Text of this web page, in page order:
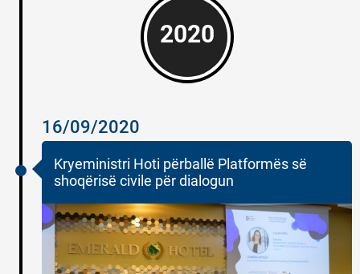
2020
16/09/2020
Kryeministri Hoti përballë Platformës së
shoqërisë civile për dialogun